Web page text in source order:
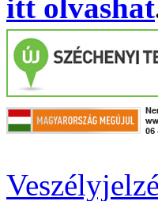
itt olvashat